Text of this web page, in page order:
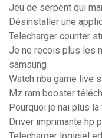
Jeu de serpent qui
Désinstaller une
Telecharger counter
Je ne recois plus les
samsung
Watch nba game live
Mz ram booster
Pourquoi je nai plus
Driver imprimante hp